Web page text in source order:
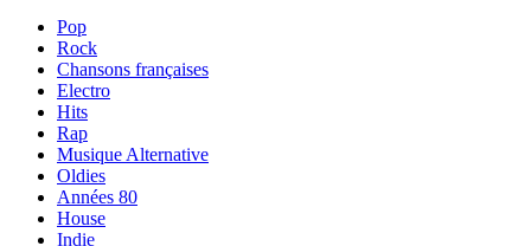
Pop
Rock
Chansons françaises
Electro
Hits
Rap
Musique Alternative
Oldies
Années 80
House
Indie